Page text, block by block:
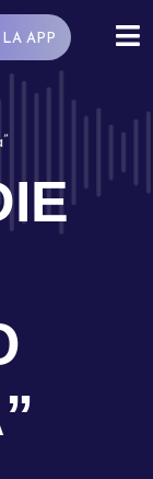
LA APP